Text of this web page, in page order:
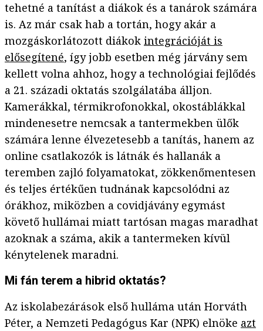
tehetné a tanítást a diákok és a tanárok számára
is. Az már csak hab a tortán, hogy akár a
mozgáskorlátozott diákok integrációját is
elősegítené, így jobb esetben még járvány sem
kellett volna ahhoz, hogy a technológiai fejlődés
a 21. századi oktatás szolgálatába álljon.
Kamerákkal, térmikrofonokkal, okostáblákkal
mindenesetre nemcsak a tantermekben ülők
számára lenne élvezetesebb a tanítás, hanem az
online csatlakozók is látnák és hallanák a
teremben zajló folyamatokat, zökkenőmentesen
és teljes értékűen tudnának kapcsolódni az
órákhoz, miközben a covidjávány egymást
követő hullámai miatt tartósan magas maradhat
azoknak a száma, akik a tantermeken kívül
kénytelenek maradni.
Mi fán terem a hibrid oktatás?
Az iskolabezárások első hulláma után Horváth
Péter, a Nemzeti Pedagógus Kar (NPK) elnöke azt